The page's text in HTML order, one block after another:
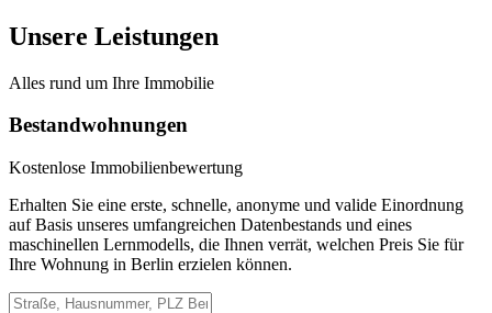
Unsere Leistungen
Alles rund um Ihre Immobilie
Bestandwohnungen
Kostenlose Immobilienbewertung
Erhalten Sie eine erste, schnelle, anonyme und valide Einordnung
auf Basis unseres umfangreichen Datenbestands und eines
maschinellen Lernmodells, die Ihnen verrät, welchen Preis Sie für
Ihre Wohnung in Berlin erzielen können.